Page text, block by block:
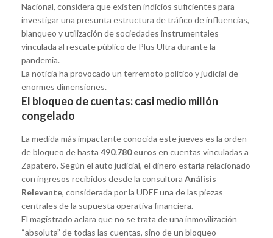
Nacional, considera que existen indicios suficientes para
investigar una presunta estructura de tráfico de influencias,
blanqueo y utilización de sociedades instrumentales
vinculada al rescate público de Plus Ultra durante la
pandemia.
La noticia ha provocado un terremoto político y judicial de
enormes dimensiones.
El bloqueo de cuentas: casi medio millón
congelado
La medida más impactante conocida este jueves es la orden
de bloqueo de hasta 490.780 euros en cuentas vinculadas a
Zapatero. Según el auto judicial, el dinero estaría relacionado
con ingresos recibidos desde la consultora Análisis
Relevante, considerada por la UDEF una de las piezas
centrales de la supuesta operativa financiera.
El magistrado aclara que no se trata de una inmovilización
“absoluta” de todas las cuentas, sino de un bloqueo